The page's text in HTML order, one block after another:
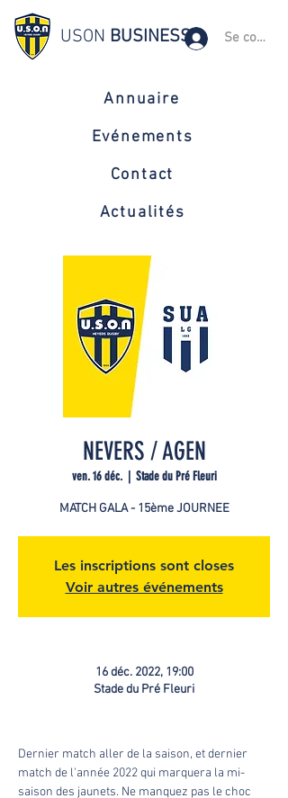
USON BUSINESS Se
Annuaire
Evénements
Contact
Actualités
NEVERS / AGEN
ven. 16 déc.
  |
Stade du Pré Fleuri
MATCH GALA - 15ème JOURNEE
Les inscriptions sont closes
Voir autres événements
16 déc. 2022, 19:00
Stade du Pré Fleuri
Dernier match aller de la saison, et dernier
match de l'année 2022 qui marquera la mi-
saison des jaunets. Ne manquez pas le choc